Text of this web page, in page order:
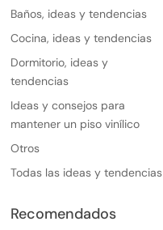
Baños, ideas y tendencias
Cocina, ideas y tendencias
Dormitorio, ideas y
tendencias
Ideas y consejos para
mantener un piso vinílico
Otros
Todas las ideas y tendencias
Recomendados